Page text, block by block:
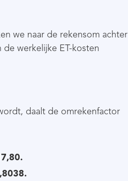
we naar de rekensom achter
werkelijke ET-kosten
daalt de omrekenfactor